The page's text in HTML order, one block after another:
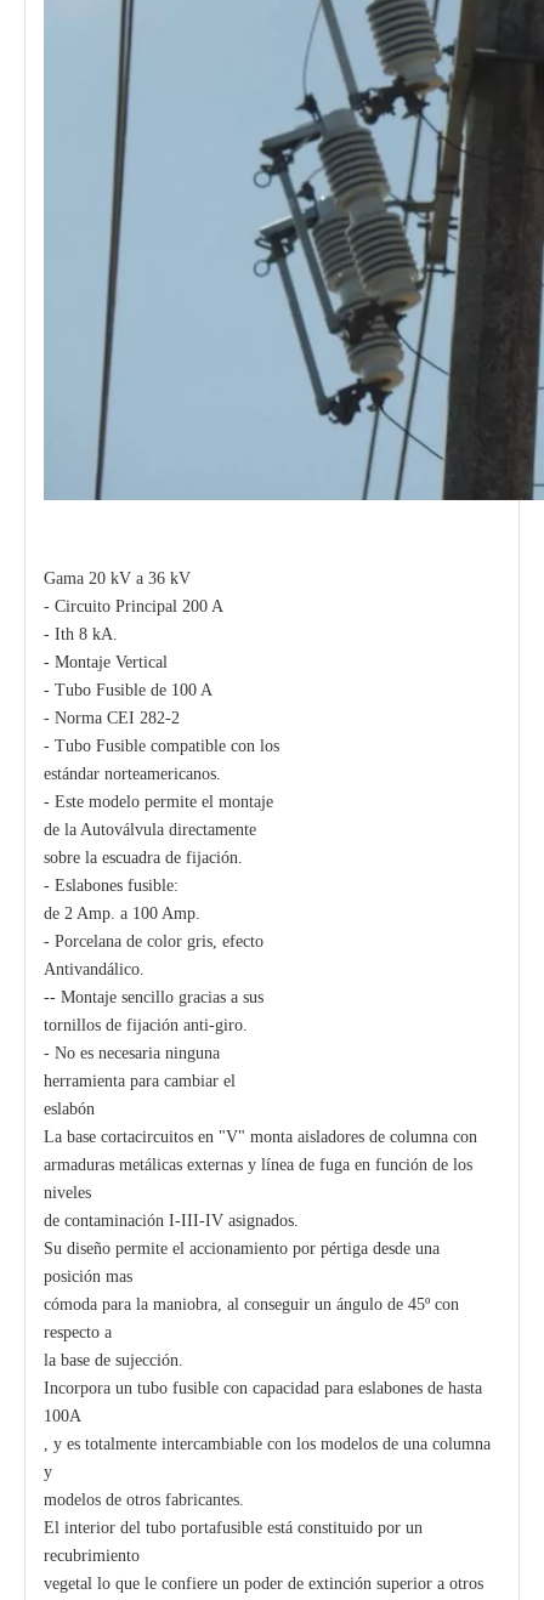
Polymer Fuse Cutout, Drop out Fuses 21 Kv 200A
Gama 20 kV a 36 kV
- Circuito Principal 200 A
- Ith 8 kA.
- Montaje Vertical
- Tubo Fusible de 100 A
- Norma CEI 282-2
- Tubo Fusible compatible con los
estándar norteamericanos.
- Este modelo permite el montaje
de la Autoválvula directamente
sobre la escuadra de fijación.
- Eslabones fusible:
de 2 Amp. a 100 Amp.
- Porcelana de color gris, efecto
Antivandálico.
-- Montaje sencillo gracias a sus
tornillos de fijación anti-giro.
- No es necesaria ninguna
herramienta para cambiar el
eslabón
La base cortacircuitos en "V" monta aisladores de columna con
armaduras metálicas externas y línea de fuga en función de los
niveles
de contaminación I-III-IV asignados.
Su diseño permite el accionamiento por pértiga desde una
posición mas
cómoda para la maniobra, al conseguir un ángulo de 45º con
respecto a
la base de sujección.
Incorpora un tubo fusible con capacidad para eslabones de hasta
100A
, y es totalmente intercambiable con los modelos de una columna
y
modelos de otros fabricantes.
El interior del tubo portafusible está constituido por un
recubrimiento
vegetal lo que le confiere un poder de extinción superior a otros